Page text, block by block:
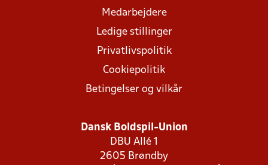
Medarbejdere
Ledige stillinger
Privatlivspolitik
Cookiepolitik
Betingelser og vilkår
Dansk Boldspil-Union
DBU Allé 1
2605 Brøndby